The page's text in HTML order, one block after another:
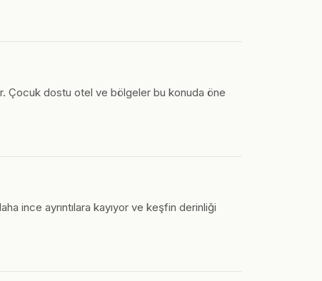
Çocuk dostu otel ve bölgeler bu konuda öne
ince ayrıntılara kayıyor ve keşfin derinliği